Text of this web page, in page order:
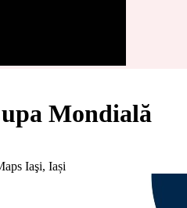
Mondială
Iaşi, Iași